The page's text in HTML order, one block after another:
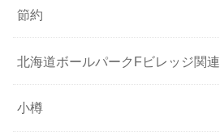
節約
北海道ボールパークFビレッジ関連
小樽